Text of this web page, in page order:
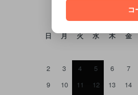
日 月 火 水 木 金
2
3 4 5 6 7
9
10 11 12 13 14
コ